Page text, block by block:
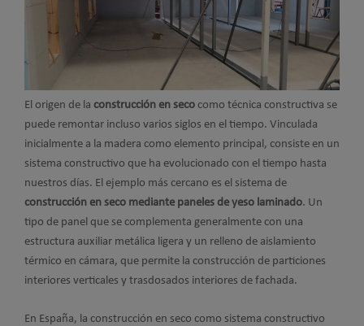
El origen de la construcción en seco como técnica constructiva se
puede remontar incluso varios siglos en el tiempo. Vinculada
inicialmente a la madera como elemento principal, consiste en un
sistema constructivo que ha evolucionado con el tiempo hasta
nuestros días. El ejemplo más cercano es el sistema de
construcción en seco mediante paneles de yeso laminado. Un
tipo de panel que se complementa generalmente con una
estructura auxiliar metálica ligera y un relleno de aislamiento
térmico en cámara, que permite la construcción de particiones
interiores verticales y trasdosados interiores de fachada.
En España, la construcción en seco como sistema constructivo